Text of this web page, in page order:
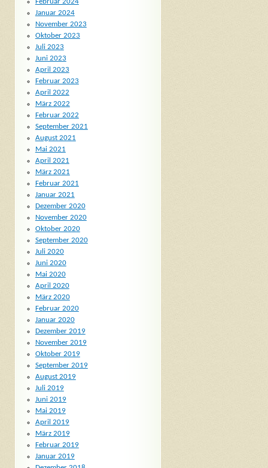
Februar 2024
Januar 2024
November 2023
Oktober 2023
Juli 2023
Juni 2023
April 2023
Februar 2023
April 2022
März 2022
Februar 2022
September 2021
August 2021
Mai 2021
April 2021
März 2021
Februar 2021
Januar 2021
Dezember 2020
November 2020
Oktober 2020
September 2020
Juli 2020
Juni 2020
Mai 2020
April 2020
März 2020
Februar 2020
Januar 2020
Dezember 2019
November 2019
Oktober 2019
September 2019
August 2019
Juli 2019
Juni 2019
Mai 2019
April 2019
März 2019
Februar 2019
Januar 2019